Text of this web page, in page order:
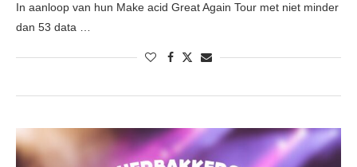
In aanloop van hun Make acid Great Again Tour met niet minder
dan 53 data …